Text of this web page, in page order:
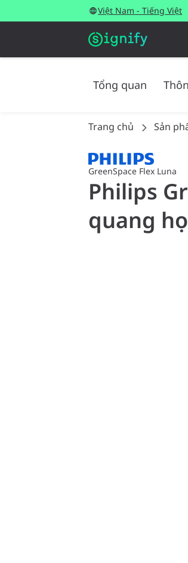
Việt Nam - Tiếng Việt
Tổng quan
Trang chủ Sản
GreenSpace Flex Luna
Philips
quang